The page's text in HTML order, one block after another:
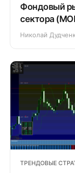
Фондовый
сектора
Николай
ТРЕНДОВЫЕ